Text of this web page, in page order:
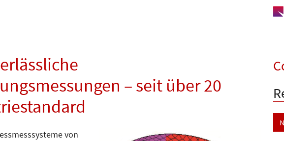
– seit über 20
von